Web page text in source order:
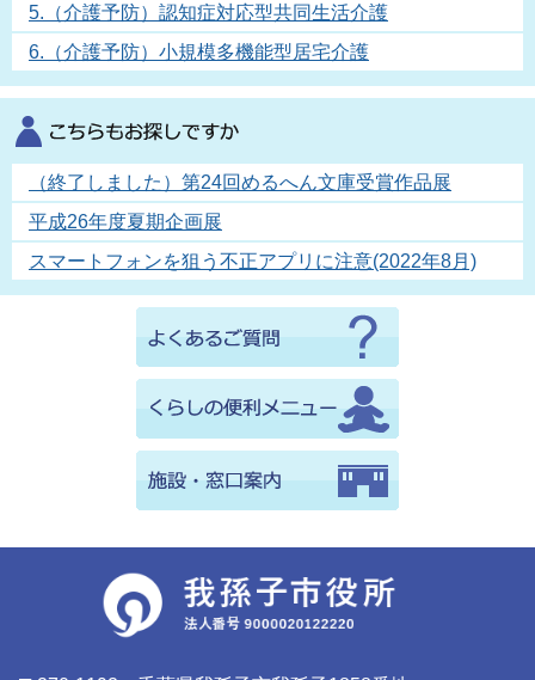
5.（介護予防）認知症対応型共同生活介護
6.（介護予防）小規模多機能型居宅介護
（終了しました）第24回めるへん文庫受賞作品展
平成26年度夏期企画展
スマートフォンを狙う不正アプリに注意(2022年8月)